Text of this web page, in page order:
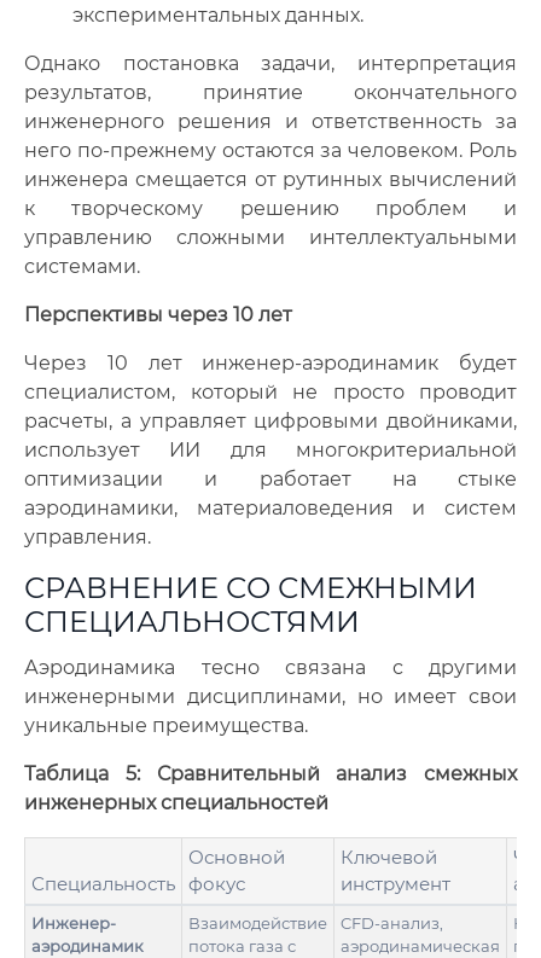
экспериментальных данных.
Однако постановка задачи, интерпретация
результатов, принятие окончательного
инженерного решения и ответственность за
него по-прежнему остаются за человеком. Роль
инженера смещается от рутинных вычислений
к творческому решению проблем и
управлению сложными интеллектуальными
системами.
Перспективы через 10 лет
Через 10 лет инженер-аэродинамик будет
специалистом, который не просто проводит
расчеты, а управляет цифровыми двойниками,
использует ИИ для многокритериальной
оптимизации и работает на стыке
аэродинамики, материаловедения и систем
управления.
СРАВНЕНИЕ СО СМЕЖНЫМИ
СПЕЦИАЛЬНОСТЯМИ
Аэродинамика тесно связана с другими
инженерными дисциплинами, но имеет свои
уникальные преимущества.
Таблица 5: Сравнительный анализ смежных
инженерных специальностей
Специальность
Основной
фокус
Ключевой
инструмент
Инженер-
аэродинамик
Взаимодействие
потока газа с
CFD-анализ,
аэродинамическая